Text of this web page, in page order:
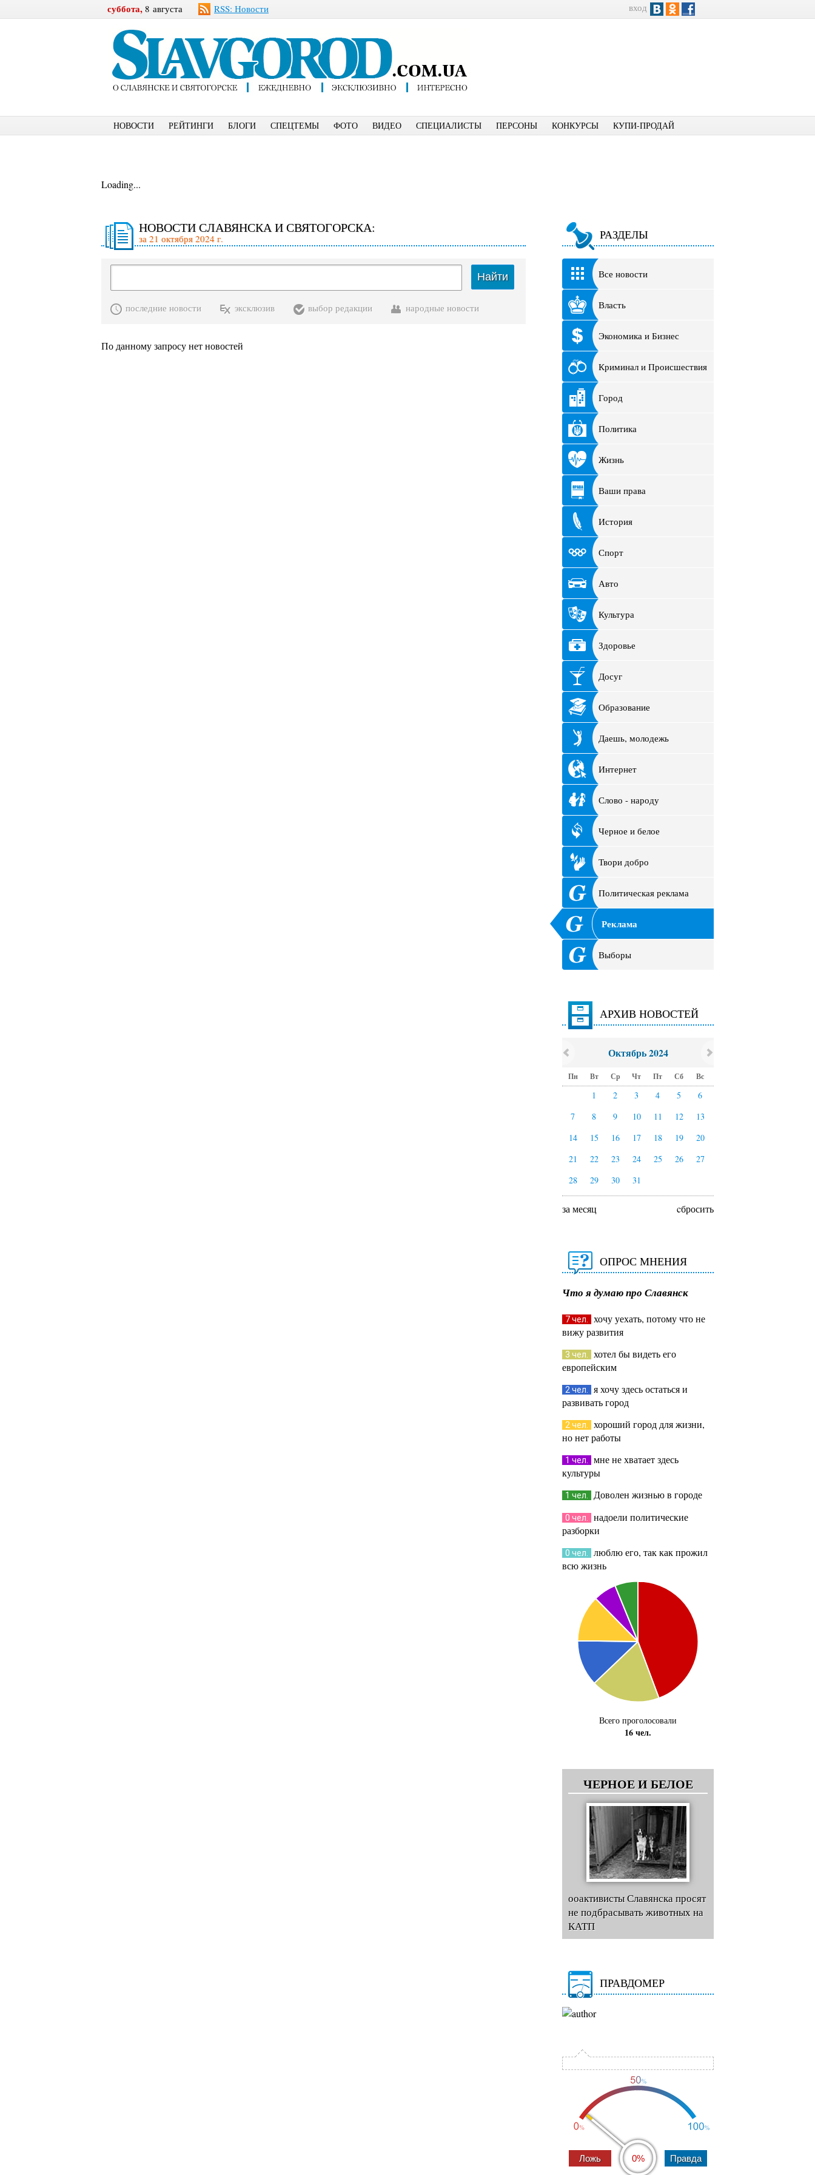
суббота, 8 августа RSS: Новости вход
НОВОСТИ РЕЙТИНГИ БЛОГИ СПЕЦТЕМЫ ФОТО ВИДЕО СПЕЦИАЛИСТЫ ПЕРСОНЫ КОНКУРСЫ КУПИ-ПРОДАЙ
Loading...
НОВОСТИ СЛАВЯНСКА И СВЯТОГОРСКА:
за 21 октября 2024 г.
Найти
последние новости эксклюзив выбор редакции народные новости
По данному запросу нет новостей
РАЗДЕЛЫ
Все новости
Власть
Экономика и Бизнес
Криминал и Происшествия
Город
Политика
Жизнь
Ваши права
История
Спорт
Авто
Культура
Здоровье
Досуг
Образование
Даешь, молодежь
Интернет
Слово - народу
Черное и белое
Твори добро
Политическая реклама
Реклама
Выборы
АРХИВ НОВОСТЕЙ
Октябрь 2024
Пн Вт Ср Чт Пт Сб Вс
1 2 3 4 5
6
7
8 9 10 11 12
13
14
15 16 17 18 19
20
21
22 23 24 25 26
27
28
29 30 31
за месяц cбросить
ОПРОС МНЕНИЯ
Что я думаю про Славянск
7 чел.
хочу уехать, потому что не
вижу развития
3 чел.
хотел бы видеть его
европейским
2 чел.
я хочу здесь остаться и
развивать город
2 чел.
хороший город для жизни,
но нет работы
1 чел.
мне не хватает здесь
культуры
1 чел. Доволен жизнью в городе
0 чел.
надоели политические
разборки
0 чел.
люблю его, так как прожил
всю жизнь
Всего проголосовали
16 чел.
ЧЕРНОЕ И БЕЛОЕ
ооактивисты Славянска просят
не подбрасывать животных на
КАТП
ПРАВДОМЕР
0%